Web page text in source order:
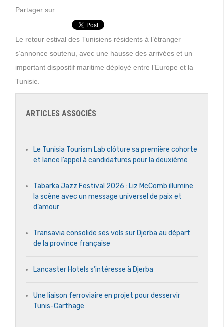
Partager sur :
Le retour estival des Tunisiens résidents à l’étranger
s’annonce soutenu, avec une hausse des arrivées et un
important dispositif maritime déployé entre l’Europe et la
Tunisie.
ARTICLES ASSOCIÉS
Le Tunisia Tourism Lab clôture sa première cohorte
et lance l’appel à candidatures pour la deuxième
Tabarka Jazz Festival 2026 : Liz McComb illumine
la scène avec un message universel de paix et
d’amour
Transavia consolide ses vols sur Djerba au départ
de la province française
Lancaster Hotels s’intéresse à Djerba
Une liaison ferroviaire en projet pour desservir
Tunis-Carthage